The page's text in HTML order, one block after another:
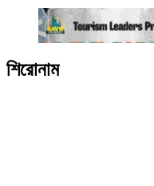
শিরোনাম